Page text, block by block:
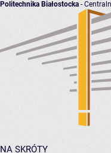
Politechnika Białostocka -
NA SKRÓTY